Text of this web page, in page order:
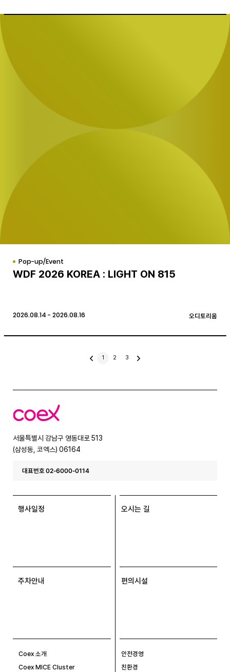
Pop-up/Event
WDF 2026 KOREA : LIGHT ON 815
2026.08.14 - 2026.08.16 오디토리움
이
1 2 3
다
코
엑
서울특별시 강남구 영동대로 513
(삼성동, 코엑스) 06164
대표번호 02-6000-0114
행사일정 오시는 길
주차안내 편의시설
Coex 소개
Coex MICE Cluster
안전경영
친환경